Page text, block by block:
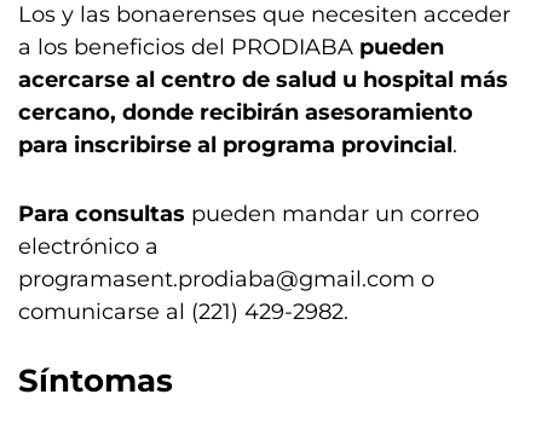
Los y las bonaerenses que necesiten acceder
a los beneficios del PRODIABA pueden
acercarse al centro de salud u hospital más
cercano, donde recibirán asesoramiento
para inscribirse al programa provincial.
Para consultas pueden mandar un correo
electrónico a
programasent.prodiaba@gmail.com o
comunicarse al (221) 429-2982.
Síntomas